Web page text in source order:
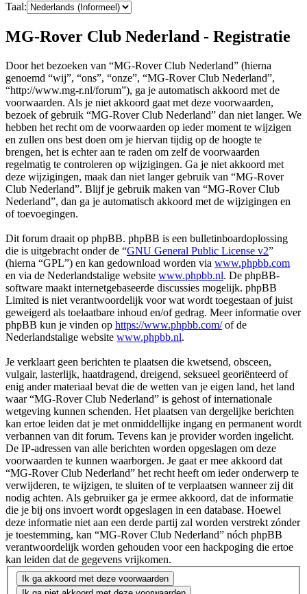
Taal:
MG-Rover Club Nederland - Registratie
Door het bezoeken van “MG-Rover Club Nederland” (hierna
genoemd “wij”, “ons”, “onze”, “MG-Rover Club Nederland”,
“http://www.mg-r.nl/forum”), ga je automatisch akkoord met de
voorwaarden. Als je niet akkoord gaat met deze voorwaarden,
bezoek of gebruik “MG-Rover Club Nederland” dan niet langer. We
hebben het recht om de voorwaarden op ieder moment te wijzigen
en zullen ons best doen om je hiervan tijdig op de hoogte te
brengen, het is echter aan te raden om zelf de voorwaarden
regelmatig te controleren op wijzigingen. Ga je niet akkoord met
deze wijzigingen, maak dan niet langer gebruik van “MG-Rover
Club Nederland”. Blijf je gebruik maken van “MG-Rover Club
Nederland”, dan ga je automatisch akkoord met de wijzigingen en
of toevoegingen.
Dit forum draait op phpBB. phpBB is een bulletinboardoplossing
die is uitgebracht onder de “GNU General Public License v2”
(hierna “GPL”) en kan gedownload worden via www.phpbb.com
en via de Nederlandstalige website www.phpbb.nl. De phpBB-
software maakt internetgebaseerde discussies mogelijk. phpBB
Limited is niet verantwoordelijk voor wat wordt toegestaan of juist
geweigerd als toelaatbare inhoud en/of gedrag. Meer informatie over
phpBB kun je vinden op https://www.phpbb.com/of de
Nederlandstalige website www.phpbb.nl.
Je verklaart geen berichten te plaatsen die kwetsend, obsceen,
vulgair, lasterlijk, haatdragend, dreigend, seksueel georiënteerd of
enig ander materiaal bevat die de wetten van je eigen land, het land
waar “MG-Rover Club Nederland” is gehost of internationale
wetgeving kunnen schenden. Het plaatsen van dergelijke berichten
kan ertoe leiden dat je met onmiddellijke ingang en permanent wordt
verbannen van dit forum. Tevens kan je provider worden ingelicht.
De IP-adressen van alle berichten worden opgeslagen om deze
voorwaarden te kunnen waarborgen. Je gaat er mee akkoord dat
“MG-Rover Club Nederland” het recht heeft om ieder onderwerp te
verwijderen, te wijzigen, te sluiten of te verplaatsen wanneer zij dit
nodig achten. Als gebruiker ga je ermee akkoord, dat de informatie
die je bij ons invoert wordt opgeslagen in een database. Hoewel
deze informatie niet aan een derde partij zal worden verstrekt zónder
je toestemming, kan “MG-Rover Club Nederland” nóch phpBB
verantwoordelijk worden gehouden voor een hackpoging die ertoe
kan leiden dat de gegevens vrijkomen.